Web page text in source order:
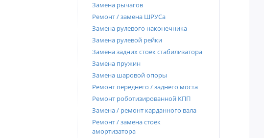
Замена рычагов
Ремонт / замена ШРУСа
Замена рулевого наконечника
Замена рулевой рейки
Замена задних стоек стабилизатора
Замена пружин
Замена шаровой опоры
Ремонт переднего / заднего моста
Ремонт роботизированной КПП
Замена / ремонт карданного вала
Ремонт / замена стоек
амортизатора